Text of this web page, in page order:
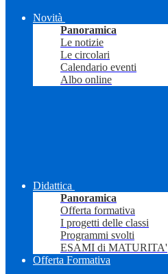
Novità
Panoramica
Le notizie
Le circolari
Calendario eventi
Albo online
Didattica
Panoramica
Offerta formativa
I progetti delle classi
Programmi svolti
ESAMI di MATURITA'
Offerta Formativa